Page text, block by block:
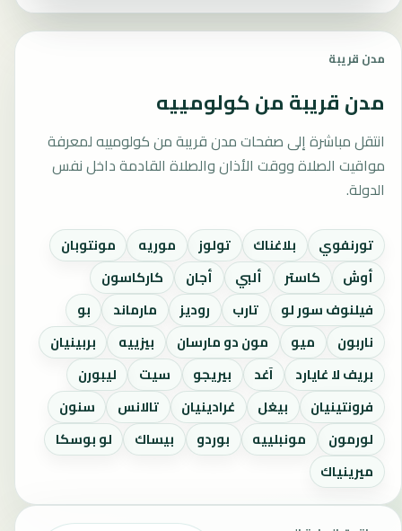
مدن قريبة
مدن قريبة من كولومييه
انتقل مباشرة إلى صفحات مدن قريبة من كولومييه لمعرفة
مواقيت الصلاة ووقت الأذان والصلاة القادمة داخل نفس
الدولة.
تورنفوي بلاغناك تولوز موريه
مونتوبان
أوش
كاستر ألبي أجان
كاركاسون
فيلنوف سور لو
تارب روديز مارماند
بو
ناربون
ميو مون دو مارسان بيزييه
بربينيان
بريف لا غايارد
آغد بيريجو سيت
ليبورن
فرونتينيان
بيغل غرادينيان تالانس
سنون
لورمون
مونبلييه بوردو بيساك
لو بوسكا
ميرينياك